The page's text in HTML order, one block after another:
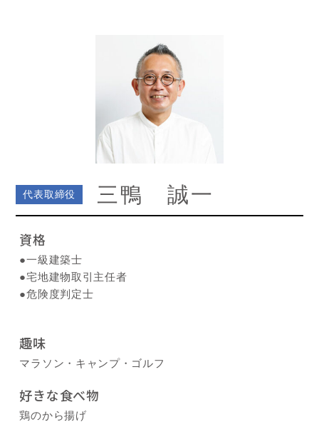
代表取締役 三鴨 誠一
資格
●一級建築士
●宅地建物取引主任者
●危険度判定士
趣味
マラソン・キャンプ・ゴルフ
好きな食べ物
鶏のから揚げ